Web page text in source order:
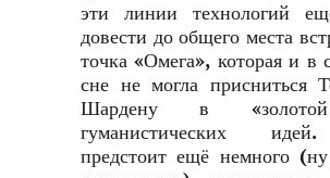
эти линии технологий
довести до общего места
точка «Омега», которая и в
сне не могла присниться
Шардену в
гуманистических
предстоит ещё немного